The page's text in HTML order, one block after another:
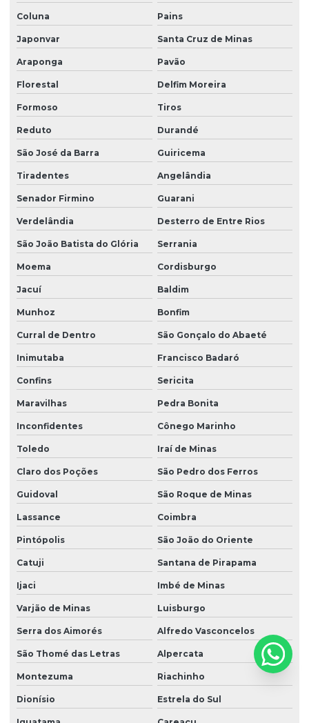
Coluna Pains
Japonvar Santa Cruz de Minas
Araponga Pavão
Florestal Delfim Moreira
Formoso Tiros
Reduto Durandé
São José da Barra Guiricema
Tiradentes Angelândia
Senador Firmino Guarani
Verdelândia Desterro de Entre Rios
São João Batista do Glória Serrania
Moema Cordisburgo
Jacuí Baldim
Munhoz Bonfim
Curral de Dentro São Gonçalo do Abaeté
Inimutaba Francisco Badaró
Confins Sericita
Maravilhas Pedra Bonita
Inconfidentes Cônego Marinho
Toledo Iraí de Minas
Claro dos Poções São Pedro dos Ferros
Guidoval São Roque de Minas
Lassance Coimbra
Pintópolis São João do Oriente
Catuji Santana de Pirapama
Ijaci Imbé de Minas
Varjão de Minas Luisburgo
Serra dos Aimorés Alfredo Vasconcelos
São Thomé das Letras Alpercata
Montezuma Riachinho
Dionísio Estrela do Sul